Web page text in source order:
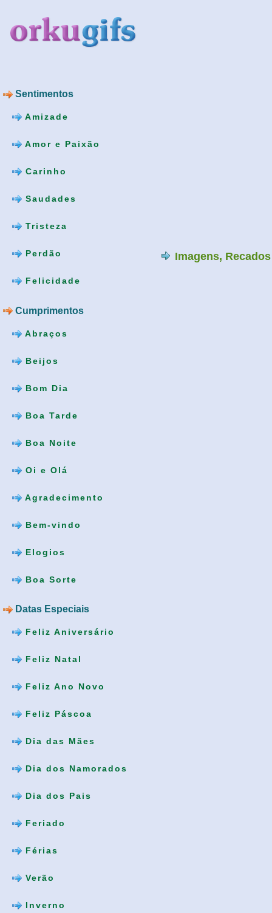
Sentimentos
Amizade
Amor e Paixão
Carinho
Saudades
Tristeza
Perdão
Felicidade
Cumprimentos
Abraços
Beijos
Bom Dia
Boa Tarde
Boa Noite
Oi e Olá
Agradecimento
Bem-vindo
Elogios
Boa Sorte
Datas Especiais
Feliz Aniversário
Feliz Natal
Feliz Ano Novo
Feliz Páscoa
Dia das Mães
Dia dos Namorados
Dia dos Pais
Feriado
Férias
Verão
Inverno
Imagens,